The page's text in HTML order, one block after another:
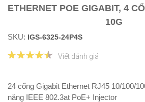
ETHERNET POE GIGABIT, 4
10G
SKU: IGS-6325-24P4S
Viết đánh giá
24 cổng Gigabit Ethernet RJ45 10/100/
năng IEEE 802.3at PoE+ Injector